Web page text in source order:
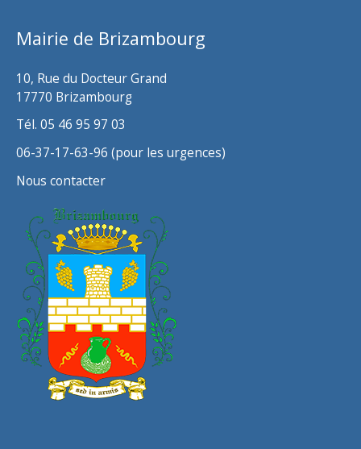
Mairie de Brizambourg
10, Rue du Docteur Grand
17770 Brizambourg
Tél. 05 46 95 97 03
06-37-17-63-96 (pour les urgences)
Nous contacter